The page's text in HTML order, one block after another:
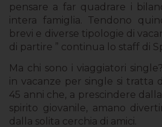
pensare a far quadrare i
intera famiglia. Tendono
brevi e diverse tipologie di
di partire ” continua lo staff di
Ma chi sono i viaggiatori
in vacanze per single si tratta
45 anni che, a prescindere
spirito giovanile, amano
dalla solita cerchia di amici.